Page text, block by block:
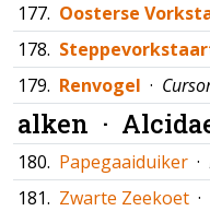
177. Oosterse
178.
179. Renvogel ·
alken ·
180. Papegaaiduiker ·
181. Zwarte Zeekoet ·